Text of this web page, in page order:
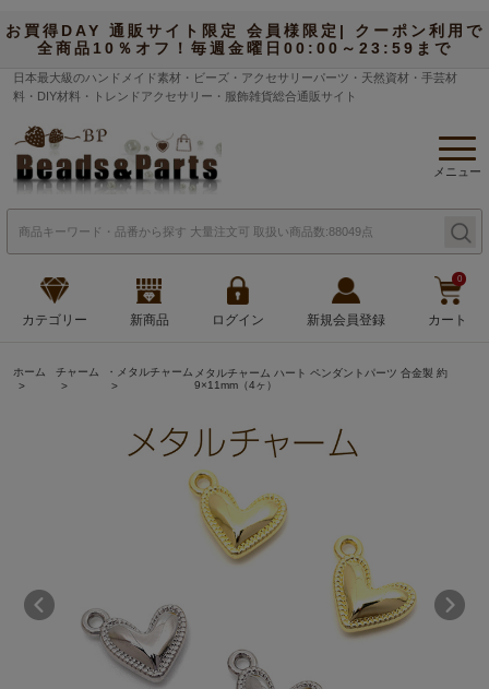
お買得DAY 通販サイト限定 会員様限定| クーポン利用で
全商品10％オフ！毎週金曜日00:00～23:59まで
日本最大級のハンドメイド素材・ビーズ・アクセサリーパーツ・天然資材・手芸材
料・DIY材料・トレンドアクセサリー・服飾雑貨総合通販サイト
メニュー
カテゴリー 新商品 ログイン 新規会員登録
0
カート
ホーム チャーム ・メタルチャーム メタルチャーム ハート ペンダントパーツ 合金製 約
9×11mm（4ヶ）